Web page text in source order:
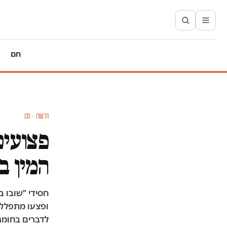
חם
חדשות · חם
המין
חסידי
ופצעו
לדברים